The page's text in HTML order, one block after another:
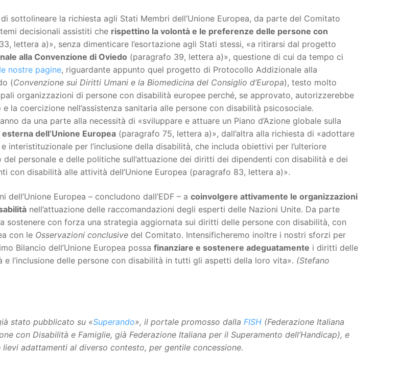
di sottolineare la richiesta agli Stati Membri dell’Unione Europea, da parte del Comitato
decisionali assistiti che rispettino la volontà e le preferenze delle persone con
lettera a)», senza dimenticare l’esortazione agli Stati stessi, «a ritirarsi dal progetto
alla Convenzione di Oviedo (paragrafo 39, lettera a)», questione di cui da tempo ci
nostre pagine, riguardante appunto quel progetto di Protocollo Addizionale alla
(Convenzione sui Diritti Umani e la Biomedicina del Consiglio d’Europa), testo molto
organizzazioni di persone con disabilità europee perché, se approvato, autorizzerebbe
la coercizione nell’assistenza sanitaria alle persone con disabilità psicosociale.
da una parte alla necessità di «sviluppare e attuare un Piano d’Azione globale sulla
dell’Unione Europea (paragrafo 75, lettera a)», dall’altra alla richiesta di «adottare
interistituzionale per l’inclusione della disabilità, che includa obiettivi per l’ulteriore
personale e delle politiche sull’attuazione dei diritti dei dipendenti con disabilità e dei
con disabilità alle attività dell’Unione Europea (paragrafo 83, lettera a)».
dell’Unione Europea – concludono dall’EDF – a coinvolgere attivamente le organizzazioni
nell’attuazione delle raccomandazioni degli esperti delle Nazioni Unite. Da parte
sostenere con forza una strategia aggiornata sui diritti delle persone con disabilità, con
con le Osservazioni conclusive del Comitato. Intensificheremo inoltre i nostri sforzi per
Bilancio dell’Unione Europea possa finanziare e sostenere adeguatamente i diritti delle
e l’inclusione delle persone con disabilità in tutti gli aspetti della loro vita». (Stefano
stato pubblicato su «Superando», il portale promosso dalla FISH (Federazione Italiana
con Disabilità e Famiglie, già Federazione Italiana per il Superamento dell’Handicap), e
lievi adattamenti al diverso contesto, per gentile concessione.